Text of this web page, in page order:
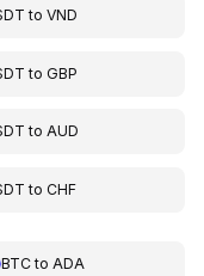
toVND
toGBP
toAUD
toCHF
BTCto ADA